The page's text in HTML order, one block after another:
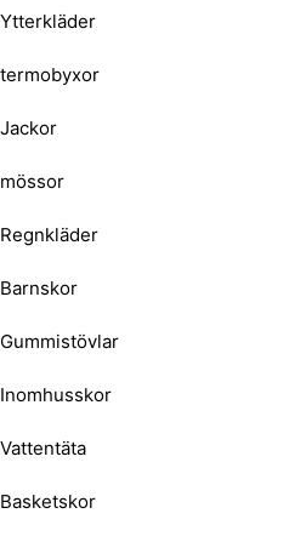
Ytterkläder
termobyxor
Jackor
mössor
Regnkläder
Barnskor
Gummistövlar
Inomhusskor
Vattentäta
Basketskor